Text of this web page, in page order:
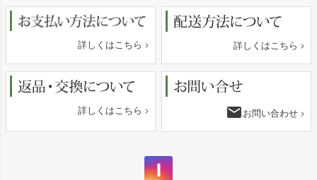
詳しくはこちら 詳しくはこちら
詳しくはこちら email お問い合わせ